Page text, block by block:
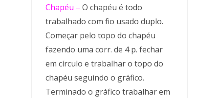
Chapéu – O chapéu é todo
trabalhado com fio usado duplo.
Começar pelo topo do chapéu
fazendo uma corr. de 4 p. fechar
em círculo e trabalhar o topo do
chapéu seguindo o gráfico.
Terminado o gráfico trabalhar em